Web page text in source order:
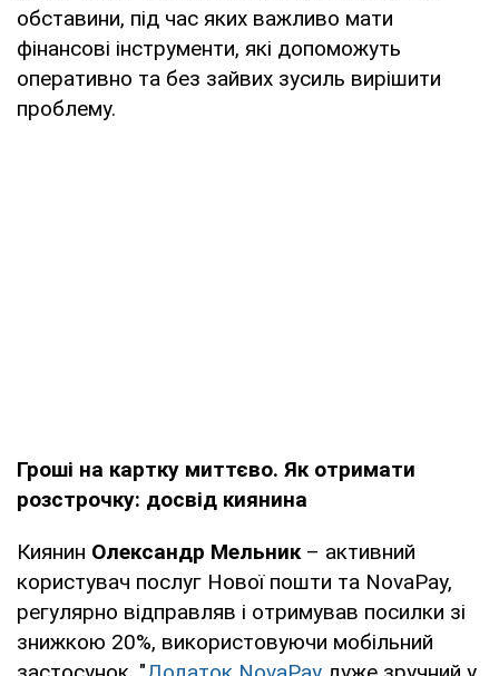
обставини, під час яких важливо мати
фінансові інструменти, які допоможуть
оперативно та без зайвих зусиль вирішити
проблему.
Гроші на картку миттєво. Як отримати
розстрочку: досвід киянина
Киянин Олександр Мельник– активний
користувач послуг Нової пошти та NovaPay,
регулярно відправляв і отримував посилки зі
знижкою 20%, використовуючи мобільний